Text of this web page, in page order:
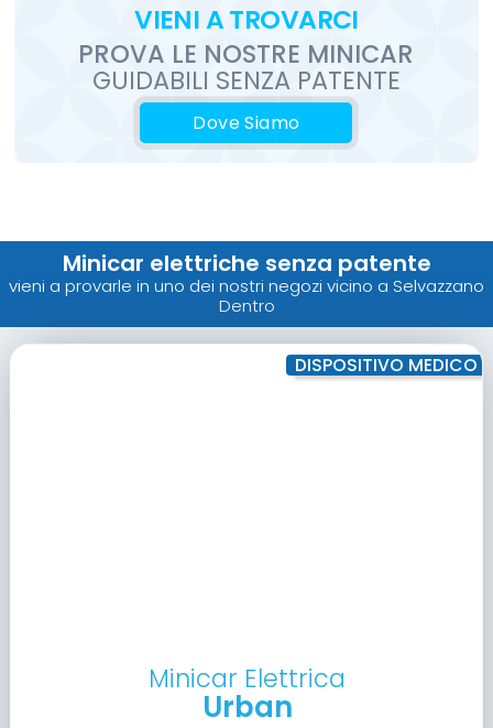
VIENIA TROVARCI
PROVA LE NOSTRE MINICAR
GUIDABILI SENZA PATENTE
Dove Siamo
Minicar elettriche senza patente
vieni a provarle in uno dei nostri negozi vicino a Selvazzano
Dentro
DISPOSITIVO MEDICO
Minicar Elettrica
Urban